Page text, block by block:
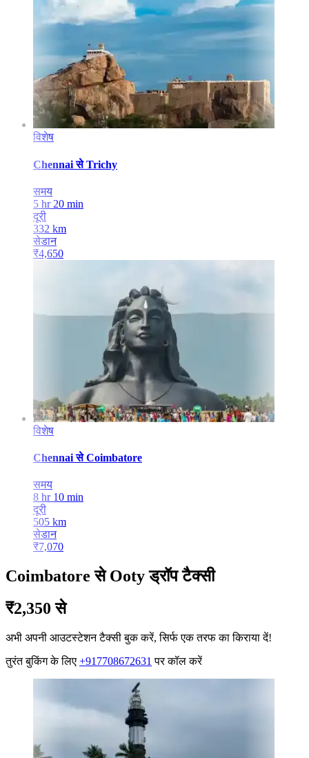
विशेष
Chennai से Trichy
समय
5 hr 20 min
दूरी
332 km
सेडान
₹4,650
विशेष
Chennai से Coimbatore
समय
8 hr 10 min
दूरी
505 km
सेडान
₹7,070
Coimbatore से Ooty ड्रॉप टैक्सी
₹2,350 से
अभी अपनी आउटस्टेशन टैक्सी बुक करें, सिर्फ एक तरफ का किराया दें!
तुरंत बुकिंग के लिए +917708672631 पर कॉल करें